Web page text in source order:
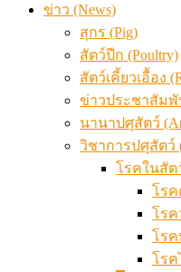
ข่าว (News)
สุกร (Pig)
สัตว์ปีก (Poultry)
สัตว์เคี้ยวเอื้อง
ข่าวประชาสัมพั
นานาปศุสัตว์
วิชาการปศุสัตว์
โรคในสัต
โรค
โรค
โร
โรค